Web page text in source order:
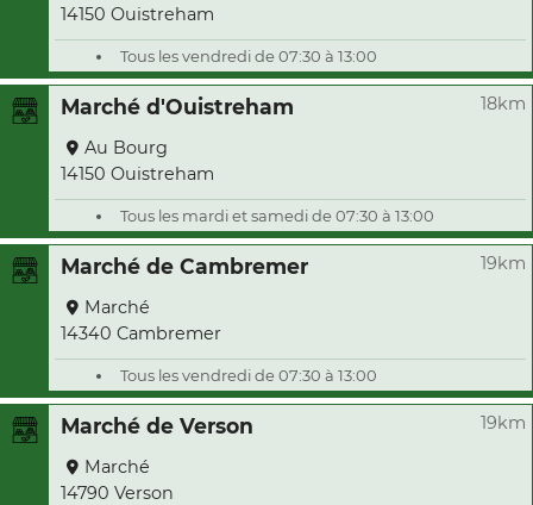
14150 Ouistreham
Tous les vendredi de 07:30 à 13:00
Marché d'Ouistreham 18km
Au Bourg
14150 Ouistreham
Tous les mardi et samedi de 07:30 à 13:00
Marché de Cambremer 19km
Marché
14340 Cambremer
Tous les vendredi de 07:30 à 13:00
Marché de Verson 19km
Marché
14790 Verson